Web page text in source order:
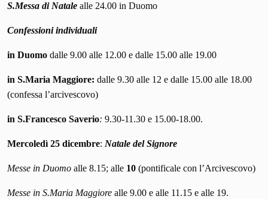
S.Messa di Natale alle 24.00 in Duomo
Confessioni individuali
in Duomo dalle 9.00 alle 12.00 e dalle 15.00 alle 19.00
in S.Maria Maggiore: dalle 9.30 alle 12 e dalle 15.00 alle 18.00
(confessa l’arcivescovo)
in S.Francesco Saverio: 9.30-11.30 e 15.00-18.00.
Mercoledì 25 dicembre: Natale del Signore
Messe in Duomo alle 8.15; alle 10 (pontificale con l’Arcivescovo)
Messe in S.Maria Maggiore alle 9.00 e alle 11.15 e alle 19.